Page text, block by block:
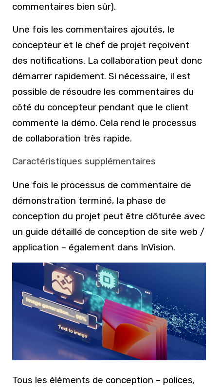
commentaires bien sûr).
Une fois les commentaires ajoutés, le
concepteur et le chef de projet reçoivent
des notifications. La collaboration peut donc
démarrer rapidement. Si nécessaire, il est
possible de résoudre les commentaires du
côté du concepteur pendant que le client
commente la démo. Cela rend le processus
de collaboration très rapide.
Caractéristiques supplémentaires
Une fois le processus de commentaire de
démonstration terminé, la phase de
conception du projet peut être clôturée avec
un guide détaillé de conception de site web /
application – également dans InVision.
Tous les éléments de conception – polices,